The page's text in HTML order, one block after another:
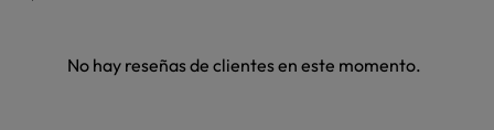
No hay reseñas de clientes en este momento.